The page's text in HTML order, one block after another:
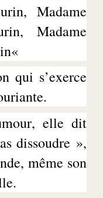
, Madame
, Madame
«
qui s’exerce
elle dit
dissoudre »,
même son